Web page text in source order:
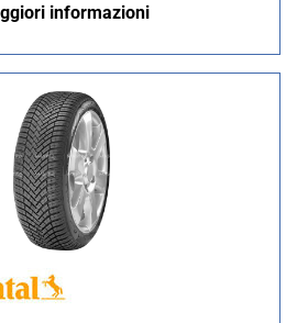
informazioni